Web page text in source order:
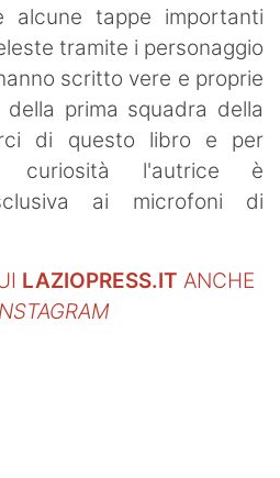
alcune tappe importanti
tramite i personaggio
scritto vere e proprie
prima squadra della
di questo libro e per
curiosità l'autrice è
ai microfoni di
LAZIOPRESS.IT ANCHE